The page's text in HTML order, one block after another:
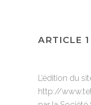
ARTICLE
L’édition du
http://